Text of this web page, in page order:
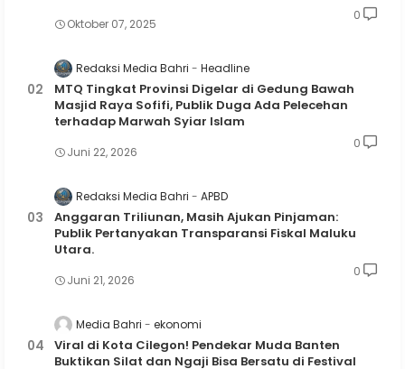
Oktober 07, 2025
0
Redaksi Media Bahri Headline
MTQ Tingkat Provinsi Digelar di Gedung Bawah
Masjid Raya Sofifi, Publik Duga Ada Pelecehan
terhadap Marwah Syiar Islam
Juni 22, 2026
0
Redaksi Media Bahri APBD
Anggaran Triliunan, Masih Ajukan Pinjaman:
Publik Pertanyakan Transparansi Fiskal Maluku
Utara.
Juni 21, 2026
0
Media Bahri ekonomi
Viral di Kota Cilegon! Pendekar Muda Banten
Buktikan Silat dan Ngaji Bisa Bersatu di Festival